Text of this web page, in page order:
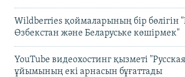
Wildberries қоймаларының бір бөлігін
Өзбекстан және Беларуське көшірмек"
YouTube видеохостинг қызметі
ұйымының екі арнасын бұғаттады